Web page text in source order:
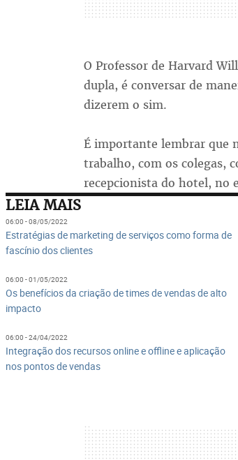
O Professor de Harvard
dupla, é conversar de
dizerem o sim.
É importante lembrar que
trabalho, com os colegas,
recepcionista do hotel, no
LEIA MAIS
06:00 - 08/05/2022
Estratégias de marketing de serviços como forma de
fascínio dos clientes
06:00 - 01/05/2022
Os benefícios da criação de times de vendas de alto
impacto
06:00 - 24/04/2022
Integração dos recursos online e offline e aplicação
nos pontos de vendas